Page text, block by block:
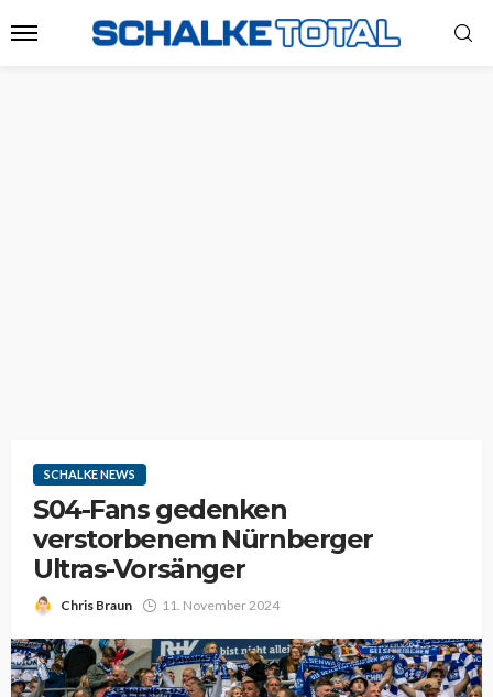
SCHALKE NEWS
S04-Fans gedenken
verstorbenem Nürnberger
Ultras-Vorsänger
Chris Braun 11. November 2024